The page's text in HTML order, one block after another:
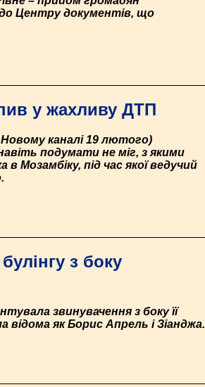
до Центру документів, що
у жахливу ДТП
каналі 19 лютого)
подумати не міг, з якими
Мозамбіку, під час якої ведучий
з боку
звинувачення з боку її
відома як Борис Апрель і Зіанджа.